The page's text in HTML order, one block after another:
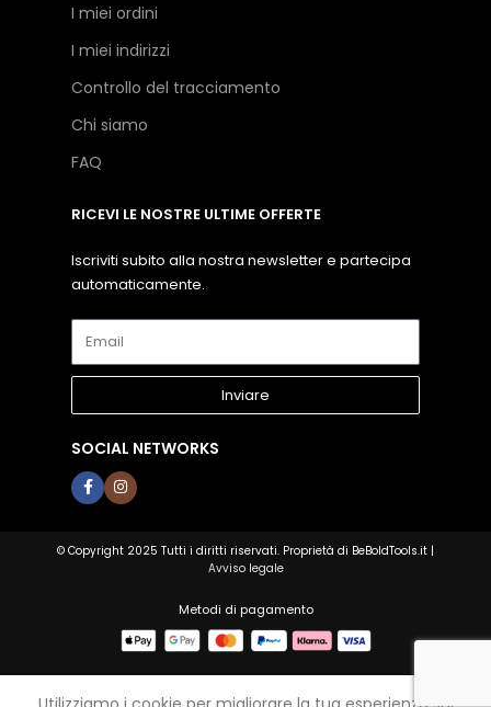
I miei ordini
I miei indirizzi
Controllo del tracciamento
Chi siamo
FAQ
RICEVI LE NOSTRE ULTIME OFFERTE
Iscriviti subito alla nostra newsletter e partecipa
automaticamente.
Inviare
SOCIAL NETWORKS
© Copyright 2025 Tutti i diritti riservati. Proprietà di BeBoldTools.it |
Avviso legale
Metodi di pagamento